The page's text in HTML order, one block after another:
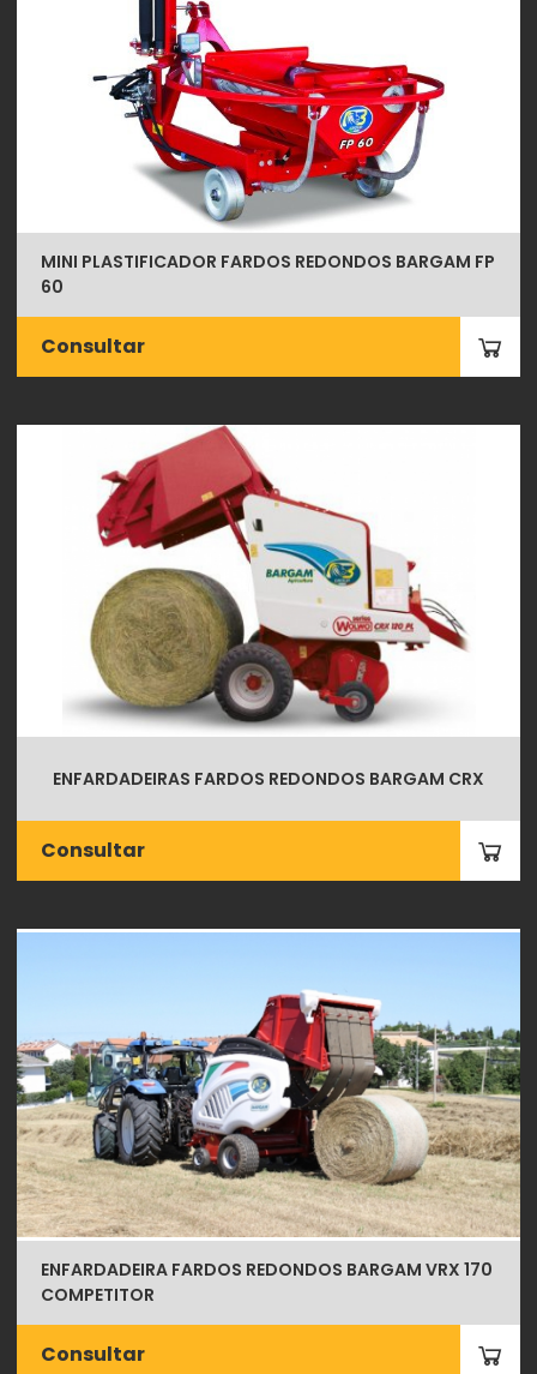
MINI PLASTIFICADOR FARDOS REDONDOS BARGAM FP
60
Consultar
ENFARDADEIRAS FARDOS REDONDOS BARGAM CRX
Consultar
ENFARDADEIRA FARDOS REDONDOS BARGAM VRX 170
COMPETITOR
Consultar